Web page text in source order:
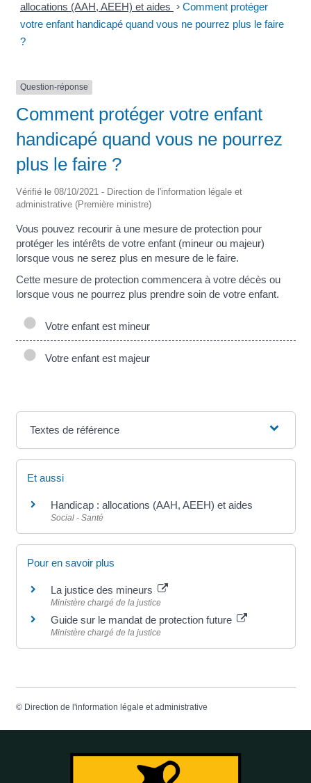
allocations (AAH, AEEH) et aides > Comment protéger
votre enfant handicapé quand vous ne pourrez plus le faire
?
Question-réponse
Comment protéger votre enfant
handicapé quand vous ne pourrez
plus le faire ?
Vérifié le 08/10/2021 - Direction de l'information légale et
administrative (Première ministre)
Vous pouvez recourir à une mesure de protection pour
protéger les intérêts de votre enfant (mineur ou majeur)
lorsque vous ne serez plus en mesure de le faire.
Cette mesure de protection commencera à votre décès ou
lorsque vous ne pourrez plus prendre soin de votre enfant.
Votre enfant est mineur
Votre enfant est majeur
Textes de référence
Et aussi
Handicap : allocations (AAH, AEEH) et aides
Social - Santé
Pour en savoir plus
La justice des mineurs
Ministère chargé de la justice
Guide sur le mandat de protection future
Ministère chargé de la justice
© Direction de l'information légale et administrative